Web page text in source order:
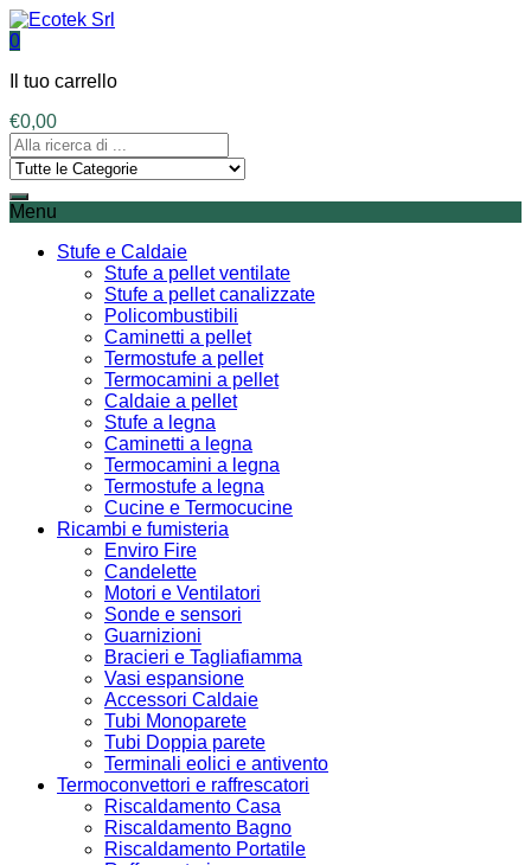
0
Il tuo carrello
€0,00
Menu
Stufe e Caldaie
Stufe a pellet ventilate
Stufe a pellet canalizzate
Policombustibili
Caminetti a pellet
Termostufe a pellet
Termocamini a pellet
Caldaie a pellet
Stufe a legna
Caminetti a legna
Termocamini a legna
Termostufe a legna
Cucine e Termocucine
Ricambi e fumisteria
Enviro Fire
Candelette
Motori e Ventilatori
Sonde e sensori
Guarnizioni
Bracieri e Tagliafiamma
Vasi espansione
Accessori Caldaie
Tubi Monoparete
Tubi Doppia parete
Terminali eolici e antivento
Termoconvettori e raffrescatori
Riscaldamento Casa
Riscaldamento Bagno
Riscaldamento Portatile